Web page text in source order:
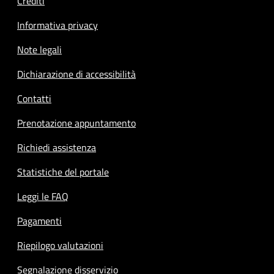
Informativa privacy
Note legali
Dichiarazione di accessibilità
Contatti
Prenotazione appuntamento
Richiedi assistenza
Statistiche del portale
Leggi le FAQ
Pagamenti
Riepilogo valutazioni
Segnalazione disservizio